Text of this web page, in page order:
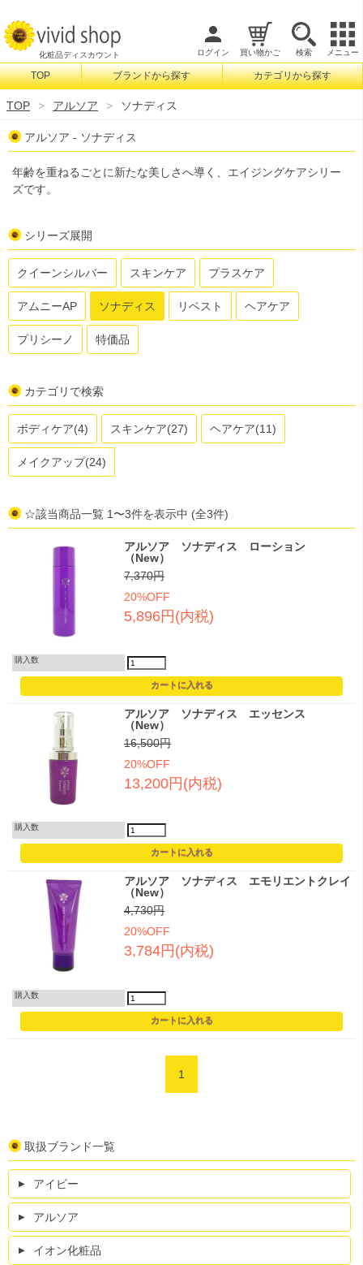
化粧品ディスカウント ログイン 買い物かご 検索 メニュー
検索
TOP ブランドから探す カテゴリから探す
TOP アルソア ソナディス
アルソア - ソナディス
年齢を重ねるごとに新たな美しさへ導く、エイジングケアシリー
ズです。
シリーズ展開
クイーンシルバー スキンケア プラスケア
アムニーAP ソナディス リベスト ヘアケア
プリシーノ 特価品
カテゴリで検索
ボディケア(4) スキンケア(27) ヘアケア(11)
メイクアップ(24)
☆該当商品一覧 1〜3件を表示中 (全3件)
アルソア ソナディス ローション
（New）
7,370円
20%OFF
5,896円(内税)
購入数
アルソア ソナディス エッセンス
（New）
16,500円
20%OFF
13,200円(内税)
購入数
アルソア ソナディス エモリエントクレイ
（New）
4,730円
20%OFF
3,784円(内税)
購入数
1
取扱ブランド一覧
アイビー
アルソア
イオン化粧品